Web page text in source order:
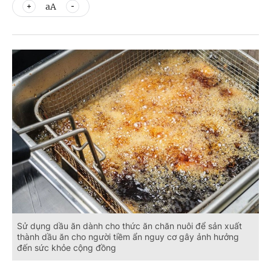
aA
Sử dụng dầu ăn dành cho thức ăn chăn nuôi để sản xuất
thành dầu ăn cho người tiềm ẩn nguy cơ gây ảnh hưởng
đến sức khỏe cộng đồng